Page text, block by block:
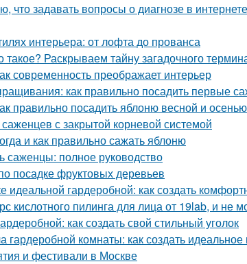
что задавать вопросы о диагнозе в
интерьера: от лофта до прованса
такое? Раскрываем тайну загадочного
современность преображает интерьер
как правильно посадить первые
правильно посадить яблоню весной и осенью
с закрытой корневой системой
и как правильно сажать яблоню
саженцы: полное руководство
посадке фруктовых деревьев
идеальной гардеробной: как создать
кислотного пилинга для лица от 19lab, и не
как создать свой стильный уголок
гардеробной комнаты: как создать идеальное
и фестивали в Москве